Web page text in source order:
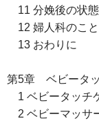
11 分娩後の状態
12 婦人科のこと
13 おわりに
第5章 ベビータ
1 ベビータッチ
2 ベビーマッサ